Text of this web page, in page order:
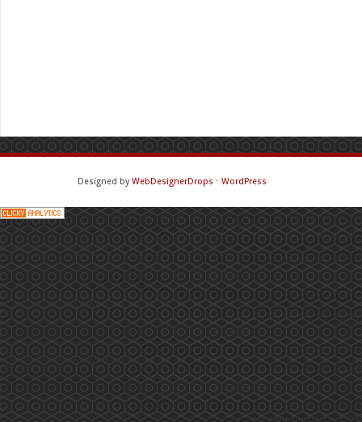
Designed byWebDesignerDrops ⋅ WordPress